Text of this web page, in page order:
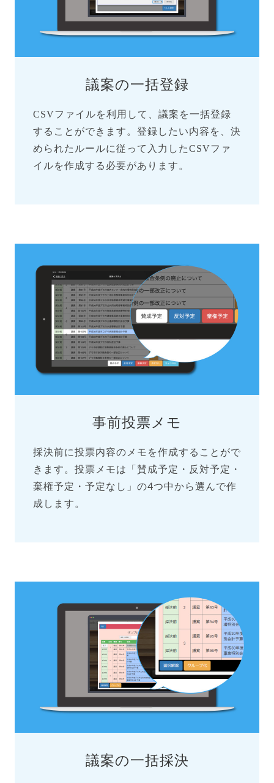
議案の一括登録
CSVファイルを利用して、議案を一括登録
することができます。登録したい内容を、決
められたルールに従って入力したCSVファ
イルを作成する必要があります。
事前投票メモ
採決前に投票内容のメモを作成することがで
きます。投票メモは「賛成予定・反対予定・
棄権予定・予定なし」の4つ中から選んで作
成します。
議案の一括採決